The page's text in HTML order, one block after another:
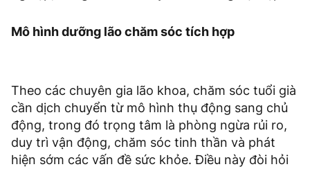
Mô hình dưỡng lão chăm sóc tích hợp
Theo các chuyên gia lão khoa, chăm sóc tuổi già
cần dịch chuyển từ mô hình thụ động sang chủ
động, trong đó trọng tâm là phòng ngừa rủi ro,
duy trì vận động, chăm sóc tinh thần và phát
hiện sớm các vấn đề sức khỏe. Điều này đòi hỏi